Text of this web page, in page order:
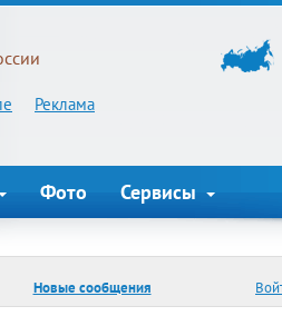
Реклама
Фото Сервисы
Новые сообщения